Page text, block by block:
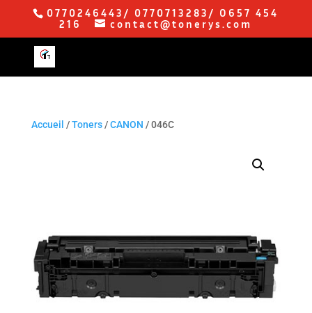
0770246443/ 0770713283/ O657 454
216
contact@tonerys.com
Accueil /Toners/CANON / 046C